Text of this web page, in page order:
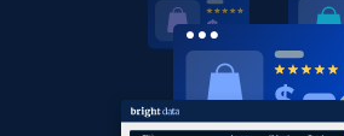
Home Depot US - Discover
URL, Domain, Country code,